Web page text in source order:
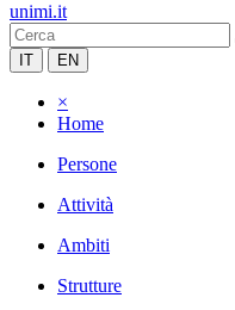
unimi.it
IT EN
×
Home
Persone
Attività
Ambiti
Strutture